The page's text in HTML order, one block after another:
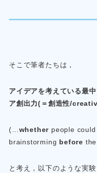
そこで筆者たちは，
アイデアを考えている最
ア創出力(＝創造性/
(… whether people
brainstorming before
と考え，以下のような実